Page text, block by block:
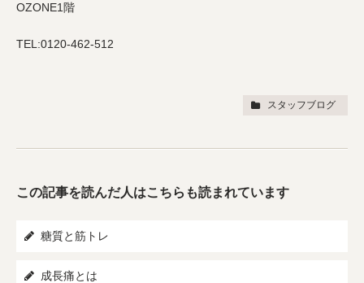
OZONE1階
TEL:0120-462-512
スタッフブログ
この記事を読んだ人はこちらも読まれています
糖質と筋トレ
成長痛とは